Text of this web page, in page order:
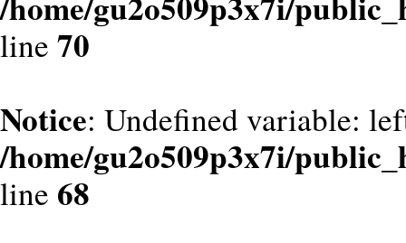
line 70
Notice: Undefined variable:
/home/gu2o509p3x7i/
line 68